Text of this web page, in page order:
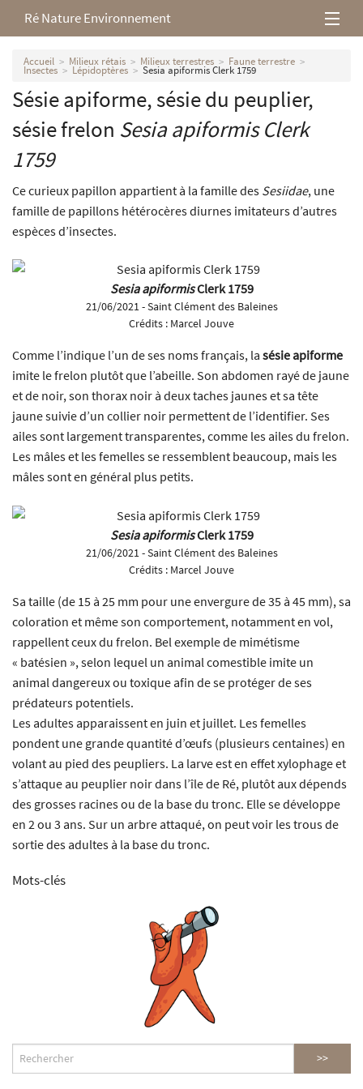
Ré Nature Environnement
L’association
Milieux rétais
Nos parutions
Accueil Milieux rétais Milieux terrestres Faune terrestre
Insectes Lépidoptères Sesia apiformis Clerk 1759
Sésie apiforme, sésie du peuplier,
sésie frelon Sesia apiformisClerk
1759
Ce curieux papillon appartient à la famille des Sesiidae, une
famille de papillons hétérocères diurnes imitateurs d’autres
espèces d’insectes.
Sesia apiformisClerk 1759
21/06/2021 - Saint Clément des Baleines
Crédits : Marcel Jouve
Comme l’indique l’un de ses noms français, la sésie apiforme
imite le frelon plutôt que l’abeille. Son abdomen rayé de jaune
et de noir, son thorax noir à deux taches jaunes et sa tête
jaune suivie d’un collier noir permettent de l’identifier. Ses
ailes sont largement transparentes, comme les ailes du frelon.
Les mâles et les femelles se ressemblent beaucoup, mais les
mâles sont en général plus petits.
Sesia apiformisClerk 1759
21/06/2021 - Saint Clément des Baleines
Crédits : Marcel Jouve
Sa taille (de 15 à 25 mm pour une envergure de 35 à 45 mm), sa
coloration et même son comportement, notamment en vol,
rappellent ceux du frelon. Bel exemple de mimétisme
« batésien », selon lequel un animal comestible imite un
animal dangereux ou toxique afin de se protéger de ses
prédateurs potentiels.
Les adultes apparaissent en juin et juillet. Les femelles
pondent une grande quantité d’œufs (plusieurs centaines) en
volant au pied des peupliers. La larve est en effet xylophage et
s’attaque au peuplier noir dans l’île de Ré, plutôt aux dépends
des grosses racines ou de la base du tronc. Elle se développe
en 2 ou 3 ans. Sur un arbre attaqué, on peut voir les trous de
sortie des adultes à la base du tronc.
Mots-clés